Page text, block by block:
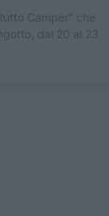
Camper" che
dal 20 al 23